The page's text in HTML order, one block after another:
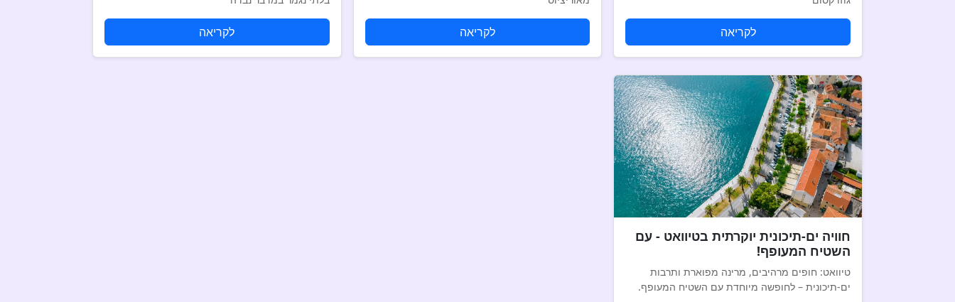
לקריאה לקריאה לקריאה
חוויה ים-תיכונית יוקרתית בטיוואט - עם
השטיח המעופף!
טיוואט: חופים מרהיבים, מרינה מפוארת ותרבות
ים-תיכונית – לחופשה מיוחדת עם השטיח המעופף.